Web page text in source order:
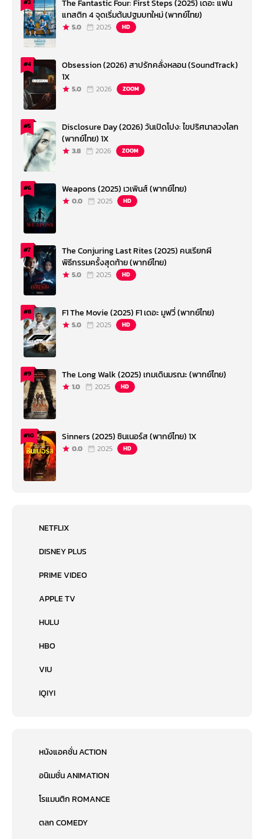
#3
The Fantastic Four: First Steps (2025) เดอะ แฟน
แทสติก 4 จุดเริ่มต้นปฐมบทใหม่ (พากย์ไทย)
5.0 2025 HD
#4
Obsession (2026) สาปรักคลั่งหลอน (SoundTrack)
1X
5.0 2026 ZOOM
#5
Disclosure Day (2026) วันเปิดโปง: ไขปริศนาลวงโลก
(พากย์ไทย) 1X
3.8 2026 ZOOM
#6 Weapons (2025) เวเพินส์ (พากย์ไทย)
0.0 2025 HD
#7
The Conjuring Last Rites (2025) คนเรียกผี
พิธีกรรมครั้งสุดท้าย (พากย์ไทย)
5.0 2025 HD
#8 F1 The Movie (2025) F1 เดอะ มูฟวี่ (พากย์ไทย)
5.0 2025 HD
#9 The Long Walk (2025) เกมเดินมรณะ (พากย์ไทย)
1.0 2025 HD
#10 Sinners (2025) ซินเนอร์ส (พากย์ไทย) 1X
0.0 2025 HD
NETFLIX
DISNEY PLUS
PRIME VIDEO
APPLE TV
HULU
HBO
VIU
IQIYI
หนังแอคชั่น ACTION
อนิเมชั่น ANIMATION
โรแมนติก ROMANCE
ตลก COMEDY